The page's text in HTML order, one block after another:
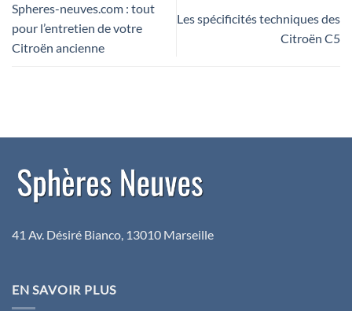
Spheres-neuves.com : tout
pour l’entretien de votre
Citroën ancienne
Les spécificités techniques des
Citroën C5
41 Av. Désiré Bianco, 13010 Marseille
EN SAVOIR PLUS